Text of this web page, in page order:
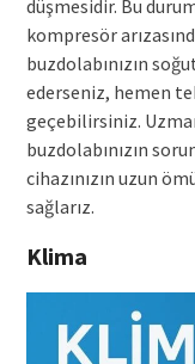
düşmesidir. Bu
kompresör
buzdolabınızın
ederseniz, hemen
geçebilirsiniz.
buzdolabınızın
cihazınızın uzun
sağlarız.
Klima